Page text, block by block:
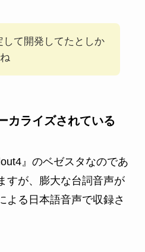
して開発してたとしか
カライズされている
』のベゼスタなのであ
すが、膨大な台詞音声が
よる日本語音声で収録さ